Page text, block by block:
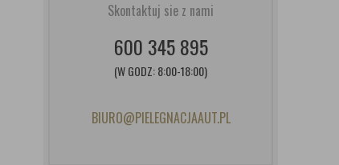
Skontaktuj sie z nami
600 345 895
(W GODZ: 8:00-18:00)
BIURO@PIELEGNACJAAUT.PL